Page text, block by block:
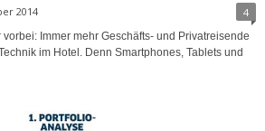
2014 4
Immer mehr Geschäfts- und Privatreisende
im Hotel. Denn Smartphones, Tablets und